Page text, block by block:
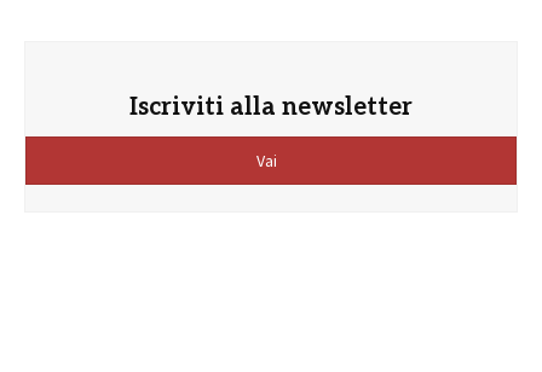
Iscriviti alla newsletter
Vai